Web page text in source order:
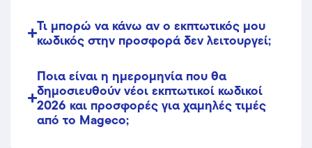
Τι μπορώ να κάνω αν ο εκπτωτικός μου
κωδικός στην προσφορά δεν λειτουργεί;
Ποια είναι η ημερομηνία που θα
δημοσιευθούν νέοι εκπτωτικοί κωδικοί
2026 και προσφορές για χαμηλές τιμές
από το Mageco;